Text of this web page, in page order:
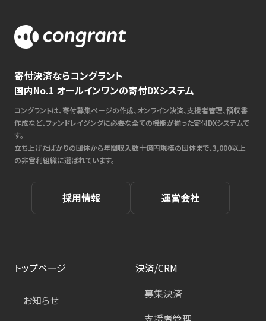
寄付決済ならコングラント
国内No.1 オールインワンの寄付DXシステム
コングラントは、寄付募集ページの作成、オンライン決済、支援者管理、領収書
作成など、ファンドレイジングに必要な全ての機能が揃った寄付DXシステムで
す。
立ち上げたばかりの団体から年間収入数十億円規模の団体まで、3,000以上
の非営利組織に選ばれています。
採用情報 運営会社
トップページ
お知らせ
決済/CRM
募集決済